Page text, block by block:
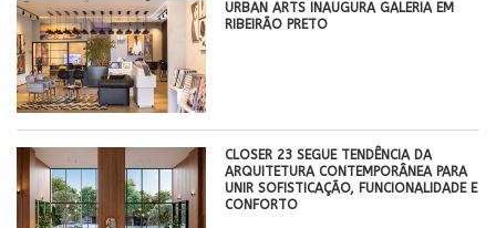
​URBAN ARTS INAUGURA GALERIA EM
RIBEIRÃO PRETO
CLOSER 23 SEGUE TENDÊNCIA DA
ARQUITETURA CONTEMPORÂNEA PARA
UNIR SOFISTICAÇÃO, FUNCIONALIDADE E
CONFORTO